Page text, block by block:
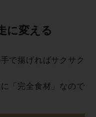
変 え る
で揚げればサクサク
「完全食材」なので